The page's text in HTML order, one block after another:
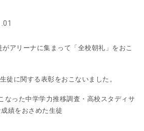
アリーナに集まって「全校朝礼」をおこ
徒に関する表彰をおこないました。
なった中学学力推移調査・高校スタディサ
績をおさめた生徒